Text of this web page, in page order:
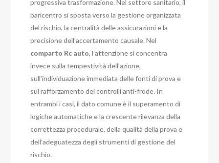
progressiva trasformazione. Nel settore sanitario, il
baricentro si sposta verso la gestione organizzata
del rischio, la centralità delle assicurazioni e la
precisione dell’accertamento causale. Nel
comparto Rc auto, l’attenzione si concentra
invece sulla tempestività dell’azione,
sull’individuazione immediata delle fonti di prova e
sul rafforzamento dei controlli anti-frode. In
entrambi i casi, il dato comune è il superamento di
logiche automatiche e la crescente rilevanza della
correttezza procedurale, della qualità della prova e
dell’adeguatezza degli strumenti di gestione del
rischio.